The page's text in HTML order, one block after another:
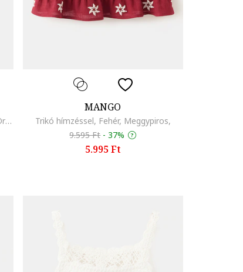
Pamutpóló hímzett részlettel, Fehér/Drapp
MANGO
Trikó hímzéssel, Fehér, Meggypiros,
9.595 Ft -37%
5.995 Ft